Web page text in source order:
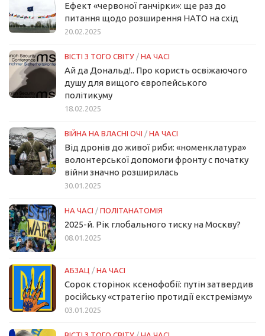
Ефект «червоної ганчірки»: ще раз до
питання щодо розширення НАТО на схід
20.02.2025
ВІСТІ З ТОГО СВІТУ / НА ЧАСІ
Ай да Дональд!.. Про користь освіжаючого
душу для вищого європейського
політикуму
18.02.2025
ВІЙНА НА ВЛАСНІ ОЧІ / НА ЧАСІ
Від дронів до живої риби: «номенклатура»
волонтерської допомоги фронту с початку
війни значно розширилась
30.01.2025
НА ЧАСІ / ПОЛІТАНАТОМІЯ
2025-й. Рік глобального тиску на Москву?
08.01.2025
АБЗАЦ / НА ЧАСІ
Сорок сторінок ксенофобії: путін затвердив
російську «стратегію протидії екстремізму»
03.01.2025